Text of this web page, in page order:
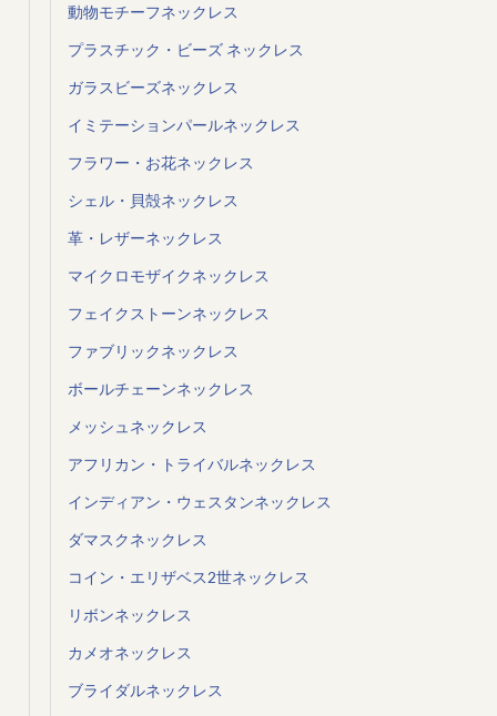
動物モチーフネックレス
プラスチック・ビーズ ネックレス
ガラスビーズネックレス
イミテーションパールネックレス
フラワー・お花ネックレス
シェル・貝殻ネックレス
革・レザーネックレス
マイクロモザイクネックレス
フェイクストーンネックレス
ファブリックネックレス
ボールチェーンネックレス
メッシュネックレス
アフリカン・トライバルネックレス
インディアン・ウェスタンネックレス
ダマスクネックレス
コイン・エリザベス2世ネックレス
リボンネックレス
カメオネックレス
ブライダルネックレス